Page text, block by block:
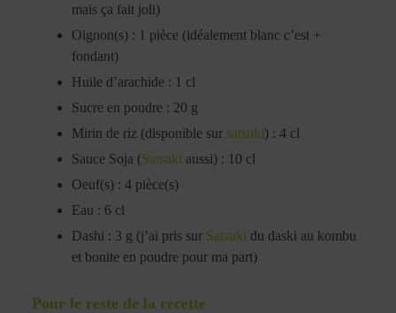
mais ça fait joli)
Oignon(s) : 1 pièce (idéalement blanc c’est +
fondant)
Huile d’arachide : 1 cl
Sucre en poudre : 20 g
Mirin de riz (disponible sur satsuki) : 4 cl
Sauce Soja (Satsuki aussi) : 10 cl
Oeuf(s) : 4 pièce(s)
Eau : 6 cl
Dashi : 3 g (j’ai pris sur Satsuki du daski au kombu
et bonite en poudre pour ma part)
Pour le reste de la recette